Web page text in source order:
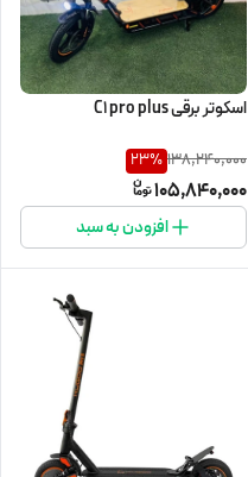
اسکوتر برقی C1 pro plus
138,240,000
23%
105,840,000
افزودن به سبد